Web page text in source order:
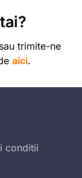
trimite-ne
aici.
conditii